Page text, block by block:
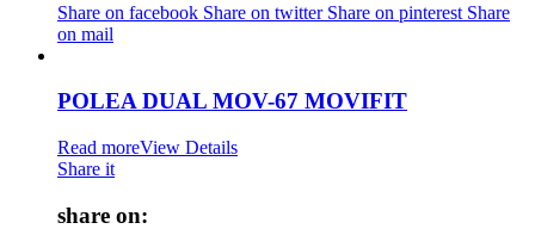
Share on facebook Share on twitter Share on pinterest Share
on mail
POLEA DUAL MOV-67 MOVIFIT
Read moreView Details
Share it
share on: